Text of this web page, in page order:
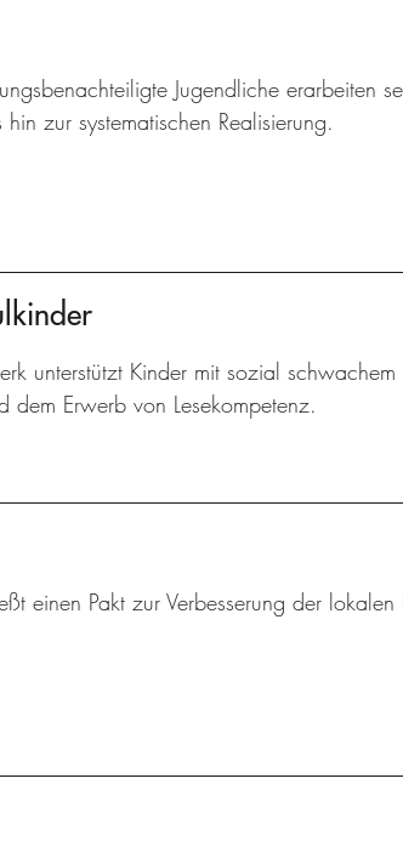
Jugendliche erarbeiten
zur systematischen Realisierung.
unterstützt Kinder mit sozial
dem Erwerb von Lesekompetenz.
einen Pakt zur Verbesserung der